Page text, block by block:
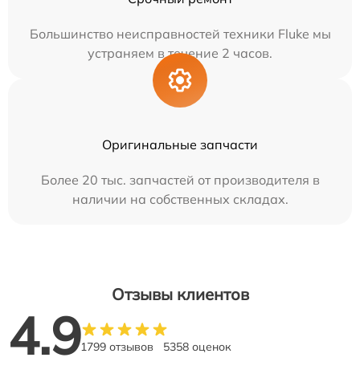
Большинство неисправностей техники Fluke мы
устраняем в течение 2 часов.
Оригинальные запчасти
Более 20 тыс. запчастей от производителя в
наличии на собственных складах.
Отзывы клиентов
4.91799 отзывов 5358 оценок